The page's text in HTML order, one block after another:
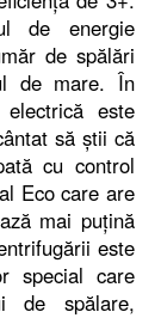
de energie
de spălări
de mare. În
este
să ştii că
cu control
Eco care are
mai puţină
este
special care
de spălare,